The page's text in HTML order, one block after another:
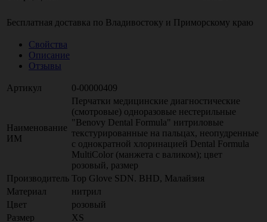
Бесплатная доставка по Владивостоку и Приморскому краю
Свойства
Описание
Отзывы
Артикул 0-00000409
Наименование
ИМ
Перчатки медицинские диагностические
(смотровые) одноразовые нестерильные
"Benovy Dental Formula" нитриловые
текстурированные на пальцах, неопудренные
с однократной хлоринацией Dental Formula
MultiColor (манжета с валиком); цвет
розовый, размер
Производитель Top Glove SDN. BHD, Малайзия
Материал
нитрил
Цвет
розовый
Размер
XS